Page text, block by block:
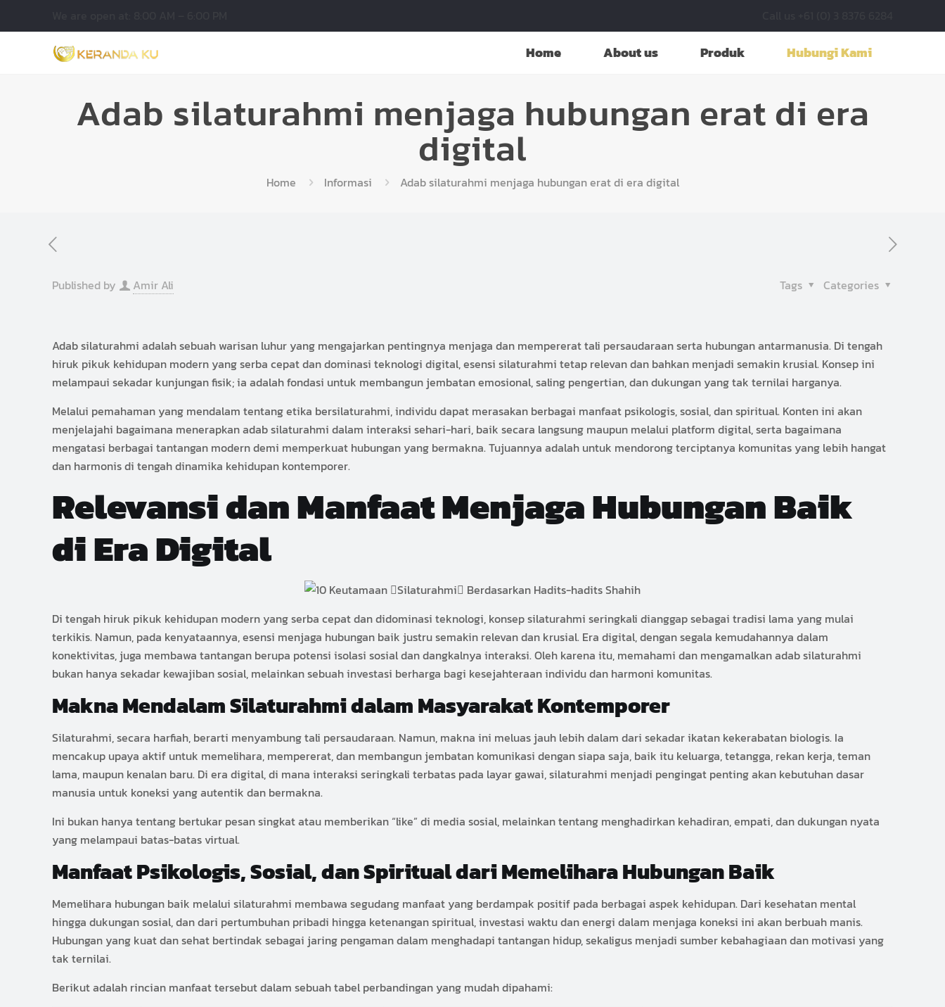
Home About us Produk Hubungi Kami
Adab silaturahmi menjaga hubungan erat di era
digital
Home Informasi Adab silaturahmi menjaga hubungan erat di era digital
Published by Amir Ali Categories
Tags
Adab silaturahmi adalah sebuah warisan luhur yang mengajarkan pentingnya menjaga dan mempererat tali persaudaraan serta hubungan antarmanusia. Di tengah
hiruk pikuk kehidupan modern yang serba cepat dan dominasi teknologi digital, esensi silaturahmi tetap relevan dan bahkan menjadi semakin krusial. Konsep ini
melampaui sekadar kunjungan fisik; ia adalah fondasi untuk membangun jembatan emosional, saling pengertian, dan dukungan yang tak ternilai harganya.
Melalui pemahaman yang mendalam tentang etika bersilaturahmi, individu dapat merasakan berbagai manfaat psikologis, sosial, dan spiritual. Konten ini akan
menjelajahi bagaimana menerapkan adab silaturahmi dalam interaksi sehari-hari, baik secara langsung maupun melalui platform digital, serta bagaimana
mengatasi berbagai tantangan modern demi memperkuat hubungan yang bermakna. Tujuannya adalah untuk mendorong terciptanya komunitas yang lebih hangat
dan harmonis di tengah dinamika kehidupan kontemporer.
Relevansi dan Manfaat Menjaga Hubungan Baik
di Era Digital
Di tengah hiruk pikuk kehidupan modern yang serba cepat dan didominasi teknologi, konsep silaturahmi seringkali dianggap sebagai tradisi lama yang mulai
terkikis. Namun, pada kenyataannya, esensi menjaga hubungan baik justru semakin relevan dan krusial. Era digital, dengan segala kemudahannya dalam
konektivitas, juga membawa tantangan berupa potensi isolasi sosial dan dangkalnya interaksi. Oleh karena itu, memahami dan mengamalkan adab silaturahmi
bukan hanya sekadar kewajiban sosial, melainkan sebuah investasi berharga bagi kesejahteraan individu dan harmoni komunitas.
Makna Mendalam Silaturahmi dalam Masyarakat Kontemporer
Silaturahmi, secara harfiah, berarti menyambung tali persaudaraan. Namun, makna ini meluas jauh lebih dalam dari sekadar ikatan kekerabatan biologis. Ia
mencakup upaya aktif untuk memelihara, mempererat, dan membangun jembatan komunikasi dengan siapa saja, baik itu keluarga, tetangga, rekan kerja, teman
lama, maupun kenalan baru. Di era digital, di mana interaksi seringkali terbatas pada layar gawai, silaturahmi menjadi pengingat penting akan kebutuhan dasar
manusia untuk koneksi yang autentik dan bermakna.
Ini bukan hanya tentang bertukar pesan singkat atau memberikan “like” di media sosial, melainkan tentang menghadirkan kehadiran, empati, dan dukungan nyata
yang melampaui batas-batas virtual.
Manfaat Psikologis, Sosial, dan Spiritual dari Memelihara Hubungan Baik
Memelihara hubungan baik melalui silaturahmi membawa segudang manfaat yang berdampak positif pada berbagai aspek kehidupan. Dari kesehatan mental
hingga dukungan sosial, dan dari pertumbuhan pribadi hingga ketenangan spiritual, investasi waktu dan energi dalam menjaga koneksi ini akan berbuah manis.
Hubungan yang kuat dan sehat bertindak sebagai jaring pengaman dalam menghadapi tantangan hidup, sekaligus menjadi sumber kebahagiaan dan motivasi yang
tak ternilai.
Berikut adalah rincian manfaat tersebut dalam sebuah tabel perbandingan yang mudah dipahami: